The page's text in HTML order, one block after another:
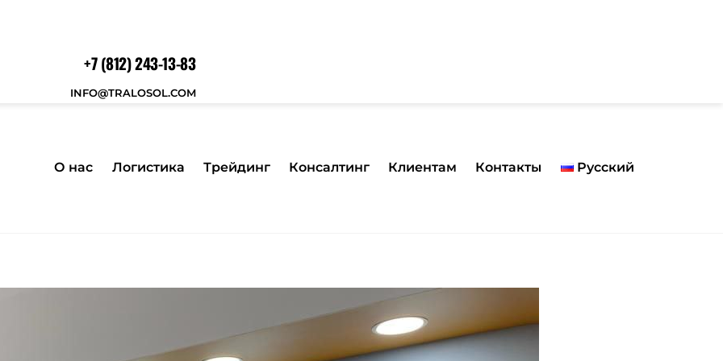
+7 (812) 243-13-83
INFO@TRALOSOL.COM
О нас Логистика Трейдинг Консалтинг Клиентам Контакты Русский